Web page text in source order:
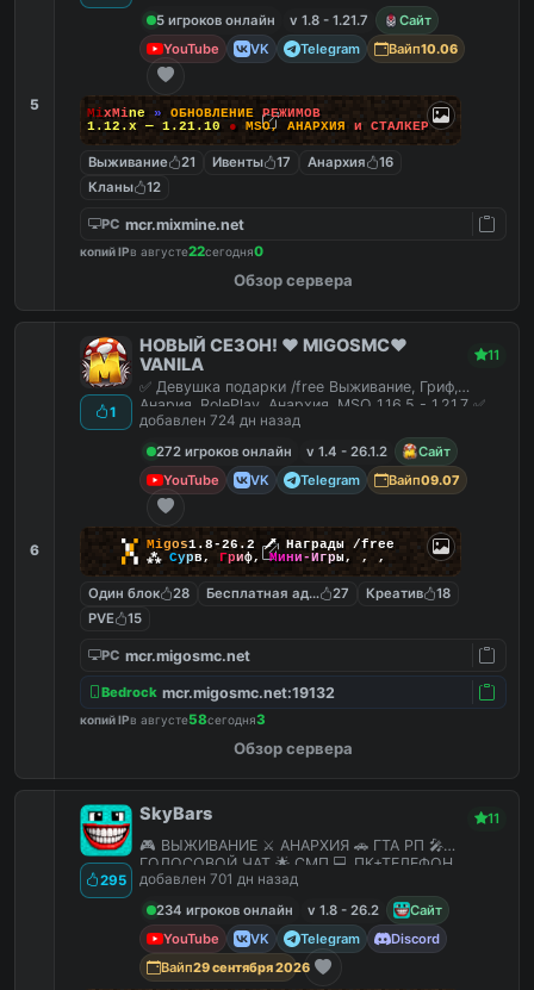
5
5 игроков онлайн
v 1.8 - 1.21.7
Сайт
YouTube
VK Telegram Вайп10.06
MixMine » ОБНОВЛЕНИЕ РЕЖИМОВ
1.12.x — 1.21.10
● MSO, АНАРХИЯ и СТАЛКЕР
Выживание 21 Ивенты 17 Анархия
16
Кланы
12
PC mcr.mixmine.net
копий IPв августе22сегодня0
Обзор сервера
6
1
НОВЫЙ СЕЗОН! ❤️ MIGOSMC❤️
VANILA
11
✅ Девушка подарки /free Выживание, Гриф,
Анария, RolePlay, Анархия, MSO 1.16.5 - 1.21.7 ✅
добавлен 724 дн назад
272 игроков онлайн
v 1.4 - 26.1.2
Сайт
YouTube
VK Telegram Вайп09.07
▚▞ Migos1.8-26.2🗡 Награды /free
▞▚ ⁂ Сурв, Гриф,Мини-Игры, , ,
Один блок 28 Бесплатная админка
27 Креатив
18
PVE
15
PC mcr.migosmc.net
Bedrock mcr.migosmc.net:19132
копий IPв августе58сегодня3
Обзор сервера
295
SkyBars 11
🎮 ВЫЖИВАНИЕ ⚔️ АНАРХИЯ 🚗 ГТА РП 🎤
ГОЛОСОВОЙ ЧАТ 🌟 СМП 💻 ПК+ТЕЛЕФОН
добавлен 701 дн назад
234 игроков онлайн
v 1.8 - 26.2
Сайт
YouTube
VK Telegram
Discord
Вайп29 сентября 2026